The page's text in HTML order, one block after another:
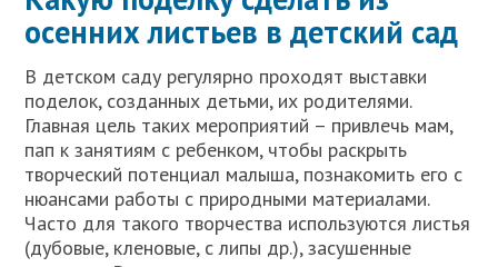
осенних листьев в детский сад
В детском саду регулярно проходят выставки
поделок, созданных детьми, их родителями.
Главная цель таких мероприятий – привлечь мам,
пап к занятиям с ребенком, чтобы раскрыть
творческий потенциал малыша, познакомить его с
нюансами работы с природными материалами.
Часто для такого творчества используются листья
(дубовые, кленовые, с липы др.), засушенные